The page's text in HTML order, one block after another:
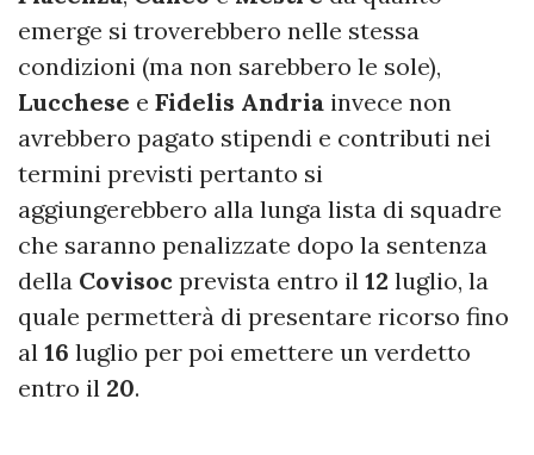
emerge si troverebbero nelle stessa
condizioni (ma non sarebbero le sole),
Lucchese e Fidelis Andria invece non
avrebbero pagato stipendi e contributi nei
termini previsti pertanto si
aggiungerebbero alla lunga lista di squadre
che saranno penalizzate dopo la sentenza
della Covisoc prevista entro il 12 luglio, la
quale permetterà di presentare ricorso fino
al 16 luglio per poi emettere un verdetto
entro il 20.